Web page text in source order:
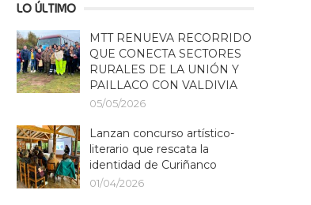
LO ÚLTIMO
MTT RENUEVA RECORRIDO
QUE CONECTA SECTORES
RURALES DE LA UNIÓN Y
PAILLACO CON VALDIVIA
05/05/2026
Lanzan concurso artístico-
literario que rescata la
identidad de Curiñanco
01/04/2026